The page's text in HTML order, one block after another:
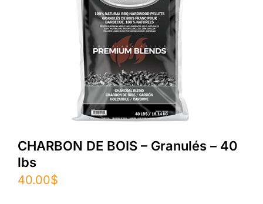
CHARBON DE BOIS – Granulés – 40
lbs
40.00$